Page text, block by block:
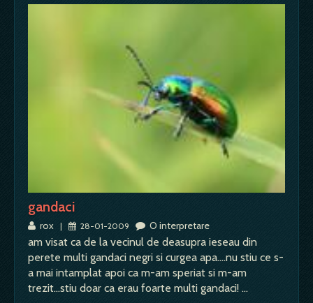
gandaci
rox | 28-01-2009 O interpretare
am visat ca de la vecinul de deasupra ieseau din
perete multi gandaci negri si curgea apa....nu stiu ce s-
a mai intamplat apoi ca m-am speriat si m-am
trezit...stiu doar ca erau foarte multi gandaci! …